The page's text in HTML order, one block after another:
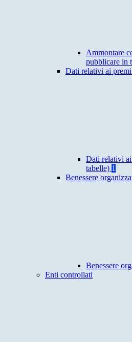
Ammontare
pubblicare in
Dati relativi ai premi
Dati relativi
tabelle) 1
Benessere
Benessere
Enti controllati